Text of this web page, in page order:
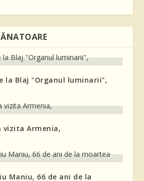
la Blaj "Organul luminarii",
vizita Armenia,
Maniu, 66 de ani de la